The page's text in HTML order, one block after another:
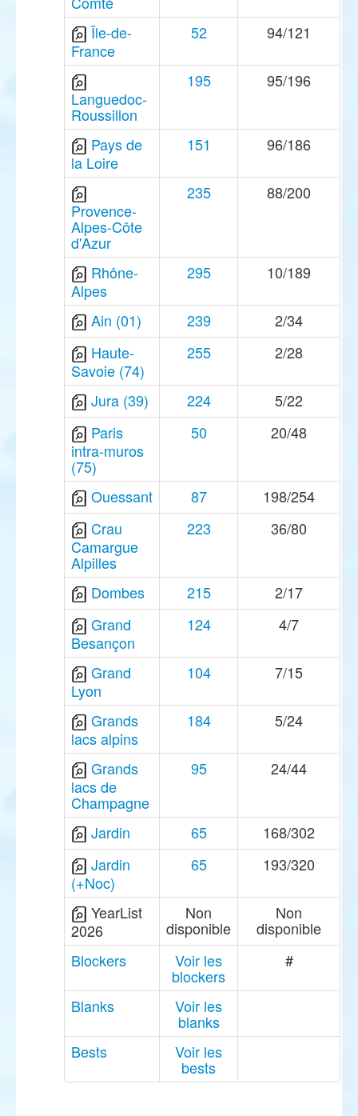
Île-de-
France
52 94/121
Languedoc-
Roussillon
195 95/196
Pays de
la Loire
151 96/186
Provence-
Alpes-Côte
d'Azur
235 88/200
Rhône-
Alpes
295 10/189
Ain (01) 239
2/34
Haute-
Savoie (74)
255 2/28
Jura (39) 224
5/22
Paris
intra-muros
(75)
50 20/48
Ouessant 87
198/254
Crau
Camargue
Alpilles
223 36/80
Dombes 215
2/17
Grand
Besançon
124 4/7
Grand
Lyon
104 7/15
Grands
lacs alpins
184 5/24
Grands
lacs de
Champagne
95 24/44
Jardin 65
168/302
Jardin
(+Noc)
65 193/320
YearList
2026
Non
disponible
Non
disponible
Blockers
Voir les
blockers
#
Blanks Voir les
blanks
Bests
Voir les
bests